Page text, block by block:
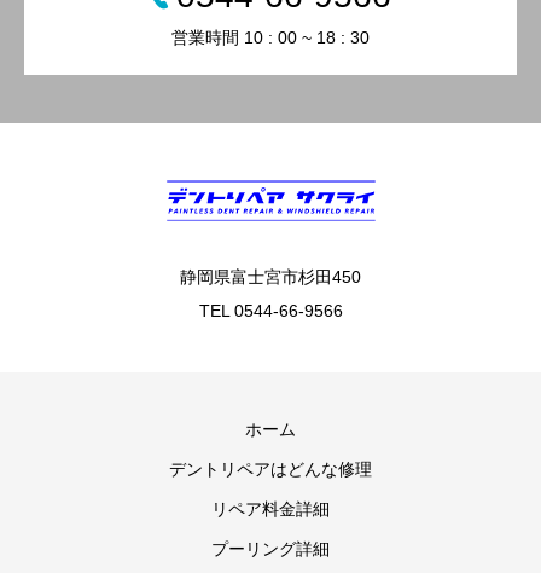
営業時間 10 : 00 ~ 18 : 30
静岡県富士宮市杉田450
TEL 0544-66-9566
ホーム
デントリペアはどんな修理
リペア料金詳細
プーリング詳細